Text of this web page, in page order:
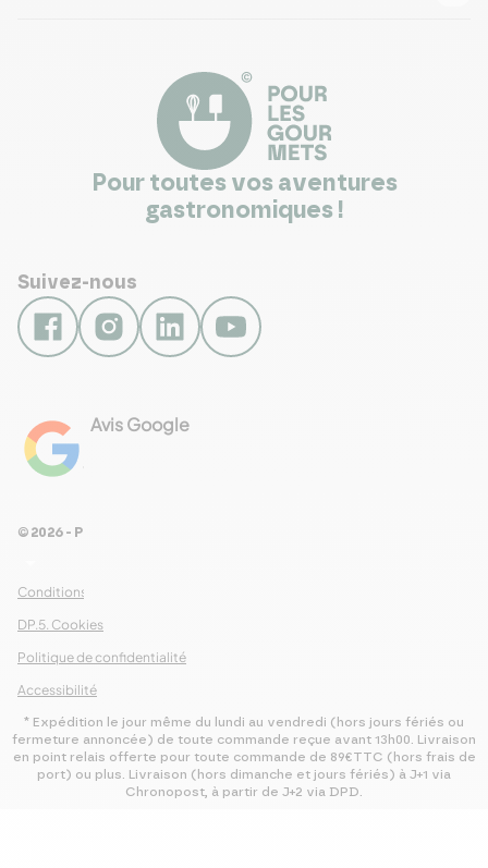
Pour toutes vos aventures
gastronomiques !
Suivez-nous
Avis Google
Conditions Générales de Ventes
DP.5. Cookies
Politique de confidentialité
Accessibilité
© 2026 - Pour Les Gourmets
* Expédition le jour même du lundi au vendredi (hors jours fériés ou
fermeture annoncée) de toute commande reçue avant 13h00. Livraison
en point relais offerte pour toute commande de 89€TTC (hors frais de
port) ou plus. Livraison (hors dimanche et jours fériés) à J+1 via
Chronopost, à partir de J+2 via DPD.